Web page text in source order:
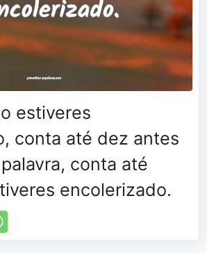
estiveres
conta até dez antes
conta até
encolerizado.